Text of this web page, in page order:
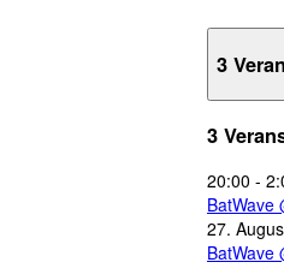
3
3
20:00 -
BatWave
27.
BatWave